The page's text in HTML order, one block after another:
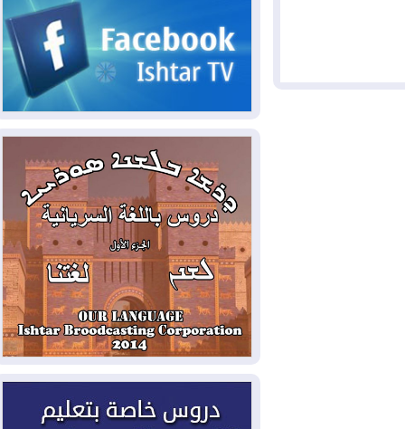
2026-08-03رئيس إقليم كوردستان في
دمشق في زيارة رسمية
2026-08-03العراق يؤكد مجدداً التزامه
بمنع الهجمات على الدول المجاورة
2026-08-03العجز والاقتراض يطوقان
المالية العراقية.. اقتراض يتجاوز 3 تريليونات
دينار!
2026-08-03كوبا تغرق في الظلام مجددا
وانهيار الشبكة الكهربائية
2026-08-03
أوامر بإجلاء 60 ألف شخص
بسبب الحرائق في ولاية واشنطن
2026-08-02مشروع "حسابي" يُمهل
الموظفين حتى نهاية أغسطس لاستلام
بطاقاتهم المصرفية